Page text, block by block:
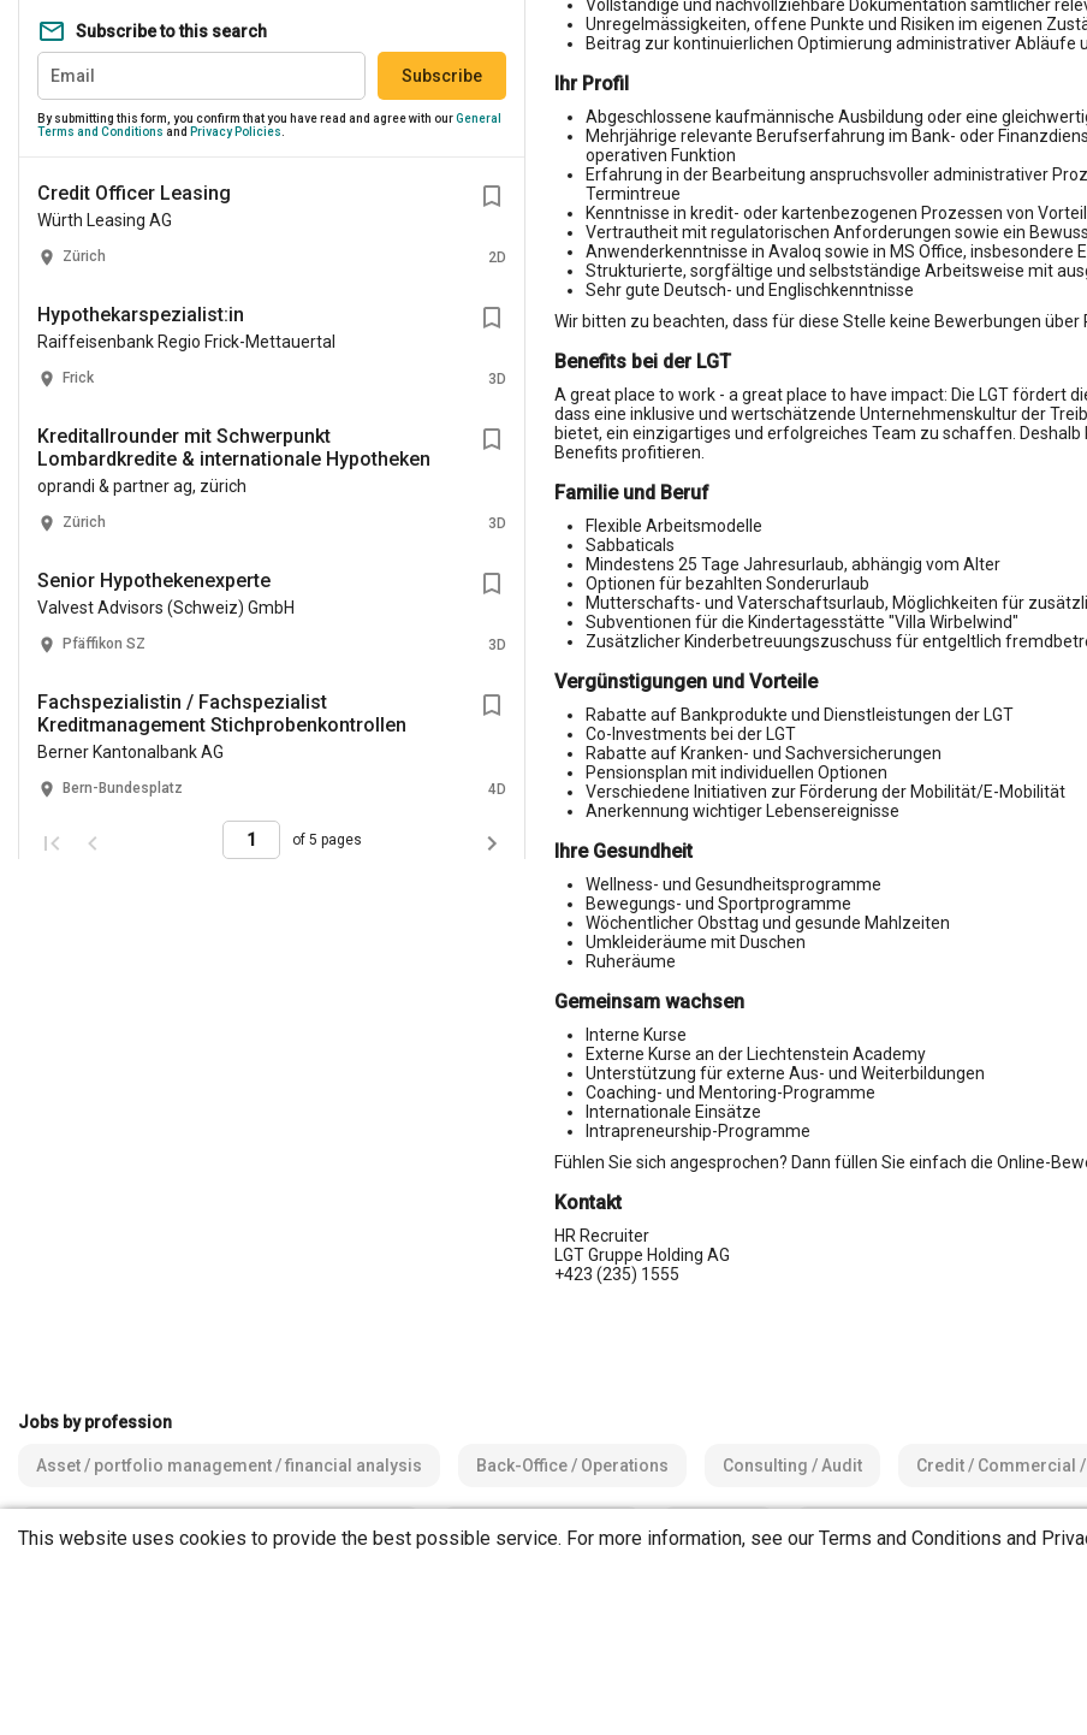
Subscribe to this search
Subscribe
By submitting this form, you confirm that you have read and agree with ourGeneral
Terms and Conditions and Privacy Policies
Credit Officer Leasing
Würth Leasing AG
Zürich 2D
Hypothekarspezialist:in
Raiffeisenbank Regio Frick-Mettauertal
Frick 3D
Kreditallrounder mit Schwerpunkt
Lombardkredite & internationale Hypotheken
oprandi & partner ag, zürich
Zürich 3D
Senior Hypothekenexperte
Valvest Advisors (Schweiz) GmbH
Pfäffikon SZ 3D
Fachspezialistin / Fachspezialist
Kreditmanagement Stichprobenkontrollen
Berner Kantonalbank AG
Bern-Bundesplatz 4D
of 5 pages
Vollständige und nachvollziehbare Dokumentation sämtlicher
Unregelmässigkeiten, offene Punkte und Risiken im eigenen
Beitrag zur kontinuierlichen Optimierung administrativer Abläufe
Ihr Profil
Abgeschlossene kaufmännische Ausbildung oder eine
Mehrjährige relevante Berufserfahrung im Bank- oder
operativen Funktion
Erfahrung in der Bearbeitung anspruchsvoller administrativer
Termintreue
Kenntnisse in kredit- oder kartenbezogenen Prozessen von Vorteil
Vertrautheit mit regulatorischen Anforderungen sowie ein
Anwenderkenntnisse in Avaloq sowie in MS Office, insbesondere
Strukturierte, sorgfältige und selbstständige Arbeitsweise mit
Sehr gute Deutsch- und Englischkenntnisse
Wir bitten zu beachten, dass für diese Stelle keine Bewerbungen
Benefits bei der LGT
A great place to work - a great place to have impact: Die LGT fördert
dass eine inklusive und wertschätzende Unternehmenskultur der
bietet, ein einzigartiges und erfolgreiches Team zu schaffen.
Benefits profitieren.
Familie und Beruf
Flexible Arbeitsmodelle
Sabbaticals
Mindestens 25 Tage Jahresurlaub, abhängig vom Alter
Optionen für bezahlten Sonderurlaub
Mutterschafts- und Vaterschaftsurlaub, Möglichkeiten für
Subventionen für die Kindertagesstätte "Villa Wirbelwind"
Zusätzlicher Kinderbetreuungszuschuss für entgeltlich
Vergünstigungen und Vorteile
Rabatte auf Bankprodukte und Dienstleistungen der LGT
Co-Investments bei der LGT
Rabatte auf Kranken- und Sachversicherungen
Pensionsplan mit individuellen Optionen
Verschiedene Initiativen zur Förderung der Mobilität/E-Mobilität
Anerkennung wichtiger Lebensereignisse
Ihre Gesundheit
Wellness- und Gesundheitsprogramme
Bewegungs- und Sportprogramme
Wöchentlicher Obsttag und gesunde Mahlzeiten
Umkleideräume mit Duschen
Ruheräume
Gemeinsam wachsen
Interne Kurse
Externe Kurse an der Liechtenstein Academy
Unterstützung für externe Aus- und Weiterbildungen
Coaching- und Mentoring-Programme
Internationale Einsätze
Intrapreneurship-Programme
Fühlen Sie sich angesprochen? Dann füllen Sie einfach die Online-
Kontakt
HR Recruiter
LGT Gruppe Holding AG
+423 (235) 1555
Jobs by profession
Asset / portfolio management / financial analysis Back-Office / Operations Consulting / Audit Credit / Commercial
Customer advisory / relationship management Finance / Accounting Insurance Investment Cons. / Private Banking
This website uses cookies to provide the best possible service. For more information, see our Terms and Conditions and